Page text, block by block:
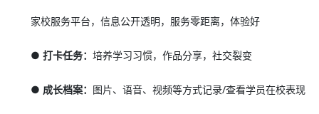
家校服务平台，信息公开透明，服务零距离，体验好
● 打卡任务：培养学习习惯，作品分享，社交裂变
● 成长档案： 图片、语音、视频等方式记录/查看学员在校表现